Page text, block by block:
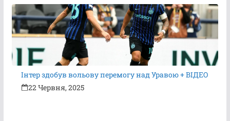
Інтер здобув вольову перемогу над Уравою + ВІДЕО
22 Червня, 2025